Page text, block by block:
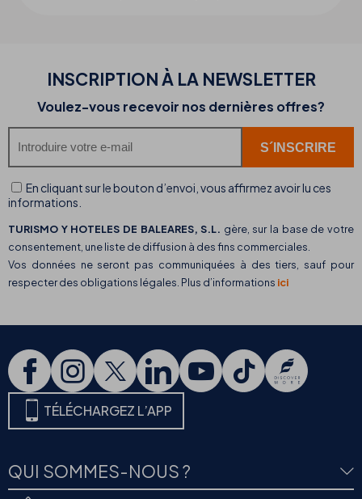
INSCRIPTION À LA NEWSLETTER
Voulez-vous recevoir nos dernières offres?
En cliquant sur le bouton d’envoi, vous affirmez avoir lu ces
informations.
TURISMO Y HOTELES DE BALEARES, S.L. gère, sur la base de votre
consentement, une liste de diffusion à des fins commerciales.
Vos données ne seront pas communiquées à des tiers, sauf pour
respecter des obligations légales. Plus d’informations ici
TÉLÉCHARGEZ L’APP
QUI SOMMES-NOUS ?